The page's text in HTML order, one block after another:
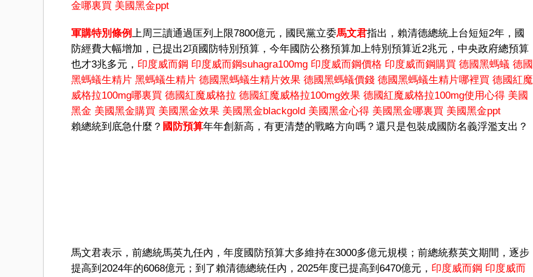
金哪裏買 美國黑金ppt
軍購特別條例 上周三讀通過匡列上限7800億元，國民黨立委馬文君指出，賴清德總統上台短短2年，國
防經費大幅增加，已提出2項國防特別預算，今年國防公務預算加上特別預算近2兆元，中央政府總預算
也才3兆多元， 印度威而鋼 印度威而鋼suhagra100mg 印度威而鋼價格 印度威而鋼購買 德國黑螞蟻 德國
黑螞蟻生精片 黑螞蟻生精片 德國黑螞蟻生精片效果 德國黑螞蟻價錢 德國黑螞蟻生精片哪裡買 德國紅魔
威格拉100mg哪裏買 德國紅魔威格拉 德國紅魔威格拉100mg效果 德國紅魔威格拉100mg使用心得 美國
黑金 美國黑金購買 美國黑金效果 美國黑金blackgold 美國黑金心得 美國黑金哪裏買 美國黑金ppt
賴總統到底急什麼？ 國防預算年年創新高，有更清楚的戰略方向嗎？還只是包裝成國防名義浮濫支出？
馬文君表示，前總統馬英九任內，年度國防預算大多維持在3000多億元規模；前總統蔡英文期間，逐步
提高到2024年的6068億元；到了賴清德總統任內，2025年度已提高到6470億元， 印度威而鋼 印度威而